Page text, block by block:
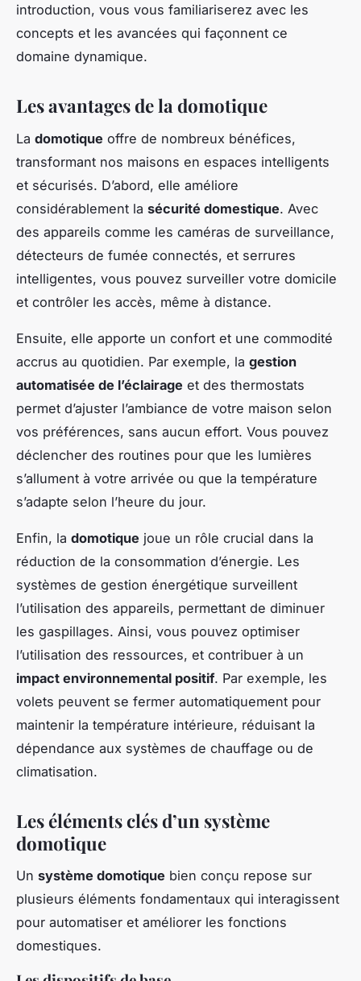
introduction, vous vous familiariserez avec les
concepts et les avancées qui façonnent ce
domaine dynamique.
Les avantages de la domotique
La domotique offre de nombreux bénéfices,
transformant nos maisons en espaces intelligents
et sécurisés. D’abord, elle améliore
considérablement la sécurité domestique. Avec
des appareils comme les caméras de surveillance,
détecteurs de fumée connectés, et serrures
intelligentes, vous pouvez surveiller votre domicile
et contrôler les accès, même à distance.
Ensuite, elle apporte un confort et une commodité
accrus au quotidien. Par exemple, la gestion
automatisée de l’éclairage et des thermostats
permet d’ajuster l’ambiance de votre maison selon
vos préférences, sans aucun effort. Vous pouvez
déclencher des routines pour que les lumières
s’allument à votre arrivée ou que la température
s’adapte selon l’heure du jour.
Enfin, la domotique joue un rôle crucial dans la
réduction de la consommation d’énergie. Les
systèmes de gestion énergétique surveillent
l’utilisation des appareils, permettant de diminuer
les gaspillages. Ainsi, vous pouvez optimiser
l’utilisation des ressources, et contribuer à un
impact environnemental positif. Par exemple, les
volets peuvent se fermer automatiquement pour
maintenir la température intérieure, réduisant la
dépendance aux systèmes de chauffage ou de
climatisation.
Les éléments clés d’un système
domotique
Un système domotique bien conçu repose sur
plusieurs éléments fondamentaux qui interagissent
pour automatiser et améliorer les fonctions
domestiques.